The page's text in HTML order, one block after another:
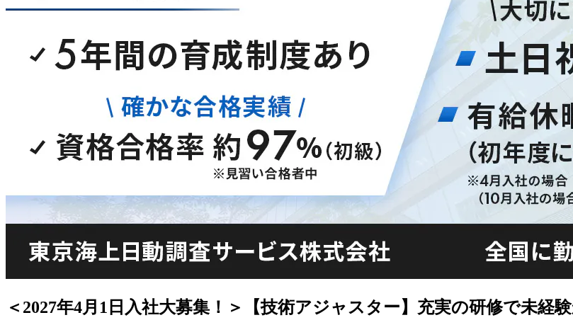
＜2027年4月1日入社大募集！＞【技術アジャスター】充実の研修で未